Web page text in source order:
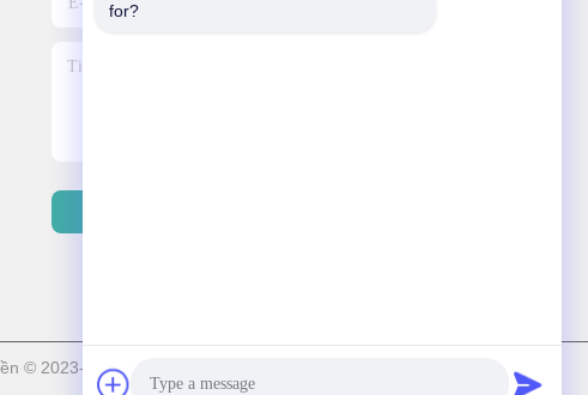
© 2023-2026 BOVINX MACHINE PARTS LLC Tất cả các quyền được
for?